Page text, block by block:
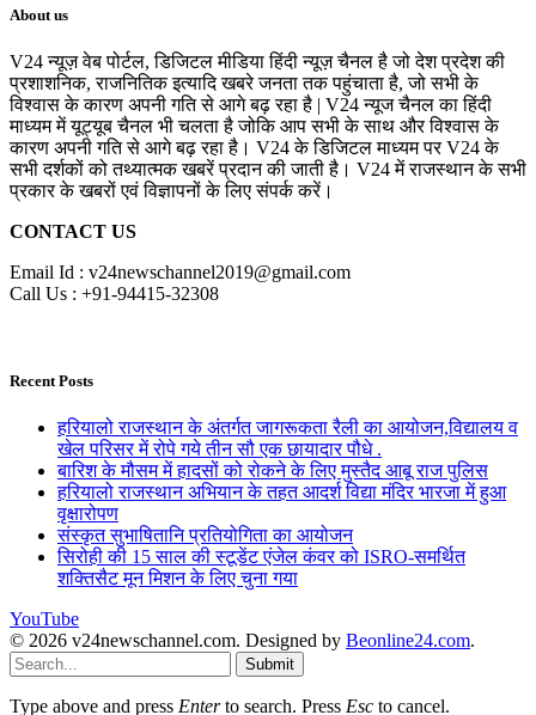
About us
V24 न्यूज़ वेब पोर्टल, डिजिटल मीडिया हिंदी न्यूज़ चैनल है जो देश प्रदेश की
प्रशाशनिक, राजनितिक इत्यादि खबरे जनता तक पहुंचाता है, जो सभी के
विश्वास के कारण अपनी गति से आगे बढ़ रहा है | V24 न्यूज चैनल का हिंदी
माध्यम में यूट्यूब चैनल भी चलता है जोकि आप सभी के साथ और विश्वास के
कारण अपनी गति से आगे बढ़ रहा है। V24 के डिजिटल माध्यम पर V24 के
सभी दर्शकों को तथ्यात्मक खबरें प्रदान की जाती है। V24 में राजस्थान के सभी
प्रकार के खबरों एवं विज्ञापनों के लिए संपर्क करें।
CONTACT US
Email Id : v24newschannel2019@gmail.com
Call Us : +91-94415-32308
Recent Posts
हरियालो राजस्थान के अंतर्गत जागरूकता रैली का आयोजन,विद्यालय व
खेल परिसर में रोपे गये तीन सौ एक छायादार पौधे .
बारिश के मौसम में हादसों को रोकने के लिए मुस्तैद आबू राज पुलिस
हरियालो राजस्थान अभियान के तहत आदर्श विद्या मंदिर भारजा में हुआ
वृक्षारोपण
संस्कृत सुभाषितानि प्रतियोगिता का आयोजन
सिरोही की 15 साल की स्टूडेंट एंजेल कंवर को ISRO-समर्थित
शक्तिसैट मून मिशन के लिए चुना गया
YouTube
© 2026 v24newschannel.com. Designed by Beonline24.com.
Submit
Type above and press Enterto search. Press Esc to cancel.